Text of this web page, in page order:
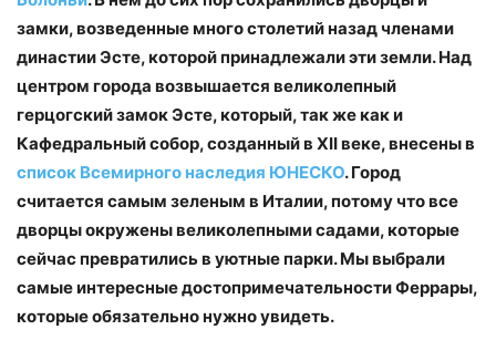
замки, возведенные много столетий назад членами
династии Эсте, которой принадлежали эти земли. Над
центром города возвышается великолепный
герцогский замок Эсте, который, так же как и
Кафедральный собор, созданный в XII веке, внесены в
список Всемирного наследия ЮНЕСКО. Город
считается самым зеленым в Италии, потому что все
дворцы окружены великолепными садами, которые
сейчас превратились в уютные парки. Мы выбрали
самые интересные достопримечательности Феррары,
которые обязательно нужно увидеть.